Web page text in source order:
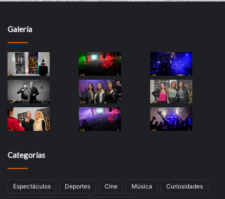
Galería
Categorías
Espectáculos Deportes Cine Música Curiosidades